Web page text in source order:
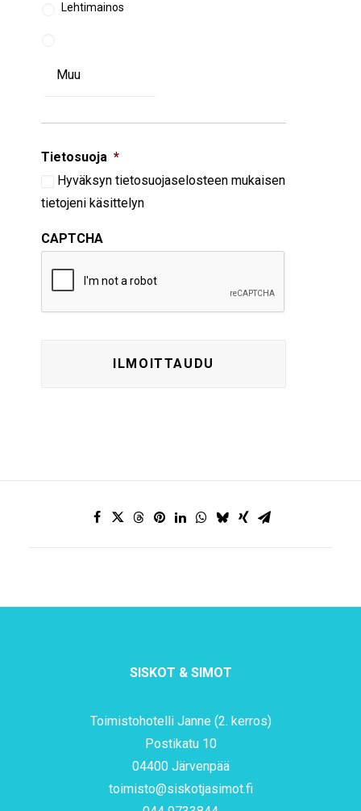
Lehtimainos
Tietosuoja *
Hyväksyn tietosuojaselosteen mukaisen
tietojeni käsittelyn
CAPTCHA
SISKOT & SIMOT
Toimistohotelli Janne (2. kerros)
Postikatu 10
04400 Järvenpää
toimisto@siskotjasimot.fi